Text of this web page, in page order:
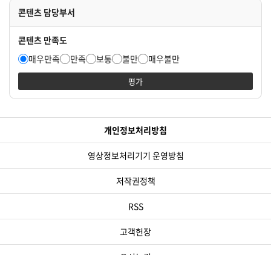
콘텐츠 담당부서
콘텐츠 만족도
매우만족
만족 보통 불만 매우불만
평가
개인정보처리방침
영상정보처리기기 운영방침
저작권정책
RSS
고객헌장